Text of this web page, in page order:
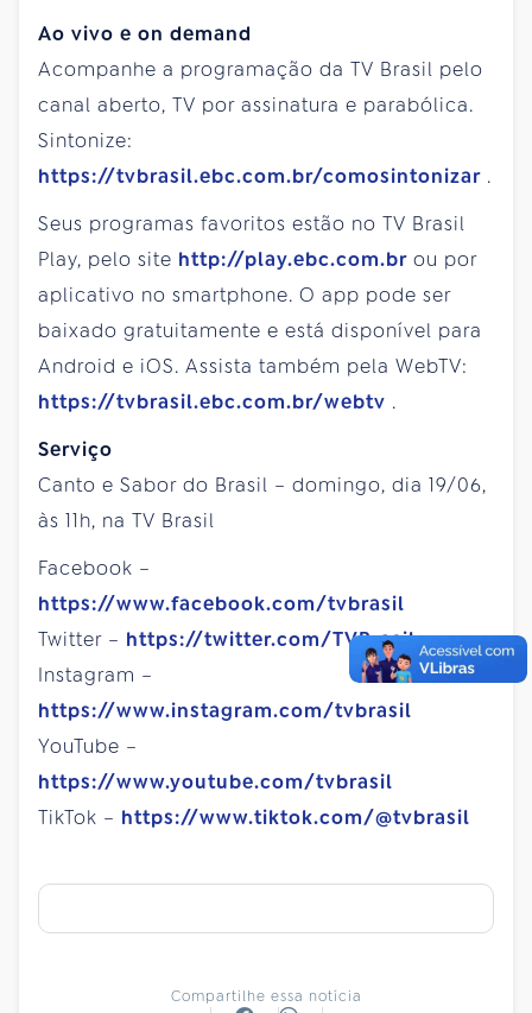
Ao vivo e on demand
Acompanhe a programação da TV Brasil pelo
canal aberto, TV por assinatura e parabólica.
Sintonize:
https://tvbrasil.ebc.com.br/comosintonizar .
Seus programas favoritos estão no TV Brasil
Play, pelo site http://play.ebc.com.br ou por
aplicativo no smartphone. O app pode ser
baixado gratuitamente e está disponível para
Android e iOS. Assista também pela WebTV:
https://tvbrasil.ebc.com.br/webtv .
Serviço
Canto e Sabor do Brasil – domingo, dia 19/06,
às 11h, na TV Brasil
Facebook –
https://www.facebook.com/tvbrasil
Twitter – https://twitter.com/TVBrasil
Instagram –
https://www.instagram.com/tvbrasil
YouTube –
https://www.youtube.com/tvbrasil
TikTok – https://www.tiktok.com/@tvbrasil
Compartilhe essa notícia